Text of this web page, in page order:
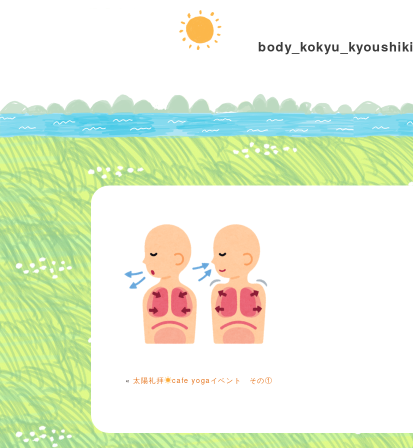
fine yogaについて レッスンについて インストラクター
派遣
body_kokyu_kyoushiki
« 太陽礼拝 cafe yogaイベント その①